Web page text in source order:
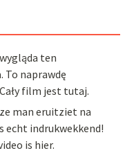
ten
To naprawdę
film jest tutaj.
man eruitziet na
echt indrukwekkend!
is hier.